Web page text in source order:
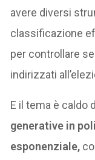
avere diversi
classificazione
per controllare
indirizzati
E il tema è caldo
generative in
esponenziale,